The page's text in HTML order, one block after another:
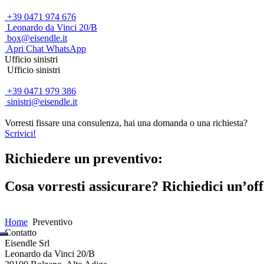
+39 0471 974 676
Leonardo da Vinci 20/B
box@eisendle.it
Apri Chat WhatsApp
Ufficio sinistri
Ufficio sinistri
+39 0471 979 386
sinistri@eisendle.it
Vorresti fissare una consulenza, hai una domanda o una richiesta?
Scrivici!
Richiedere un preventivo:
Cosa vorresti assicurare? Richiedici
Home Preventivo
Contatto
Eisendle Srl
Leonardo da Vinci 20/B